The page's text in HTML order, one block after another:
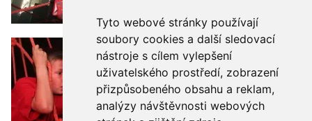
Tyto webové stránky používají
soubory cookies a další sledovací
nástroje s cílem vylepšení
uživatelského prostředí, zobrazení
přizpůsobeného obsahu a reklam,
analýzy návštěvnosti webových